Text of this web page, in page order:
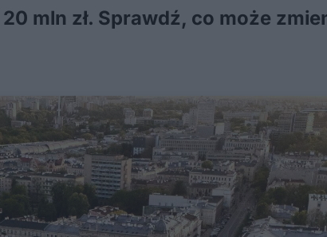
mln zł. Sprawdź, co może